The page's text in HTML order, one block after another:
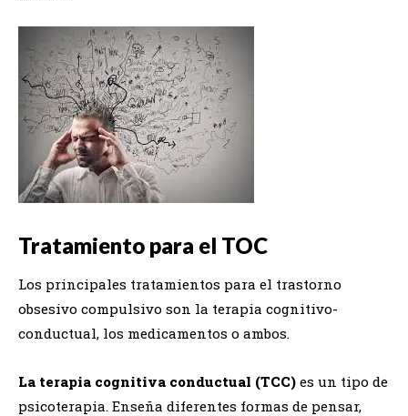
Tratamiento para el TOC
Los principales tratamientos para el trastorno
obsesivo compulsivo son la terapia cognitivo-
conductual, los medicamentos o ambos.
La terapia cognitiva conductual (TCC) es un tipo de
psicoterapia. Enseña diferentes formas de pensar,